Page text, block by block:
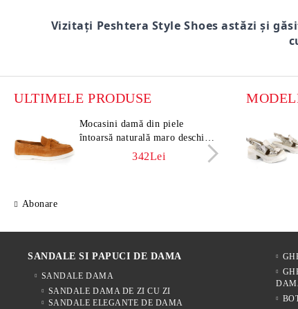
Vizitați Peshtera Style Shoes astăzi și
ULTIMELE PRODUSE
Mocasini damă din piele
întoarsă naturală maro deschis –
342Lei
Abonare
SANDALE SI PAPUCI DE DAMA
SANDALE DAMA
SANDALE DAMA DE ZI CU ZI
SANDALE ELEGANTE DE DAMA